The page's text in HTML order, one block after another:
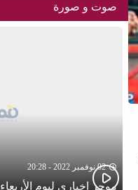
صوت و صورة
02 نوفمبر 2022 - 20:28
موجز اخباري ليوم الأربعاء 02 نونبر 2022